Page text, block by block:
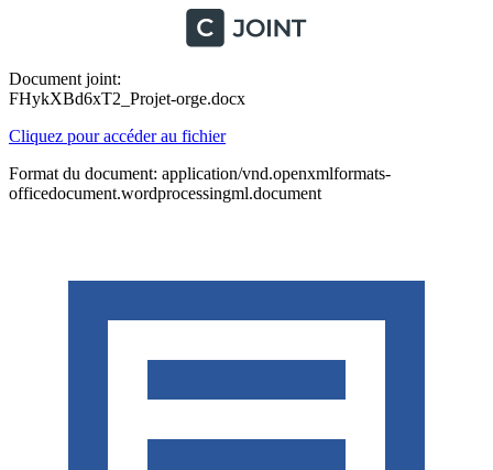
Document joint:
FHykXBd6xT2_Projet-orge.docx
Cliquez pour accéder au fichier
Format du document: application/vnd.openxmlformats-
officedocument.wordprocessingml.document